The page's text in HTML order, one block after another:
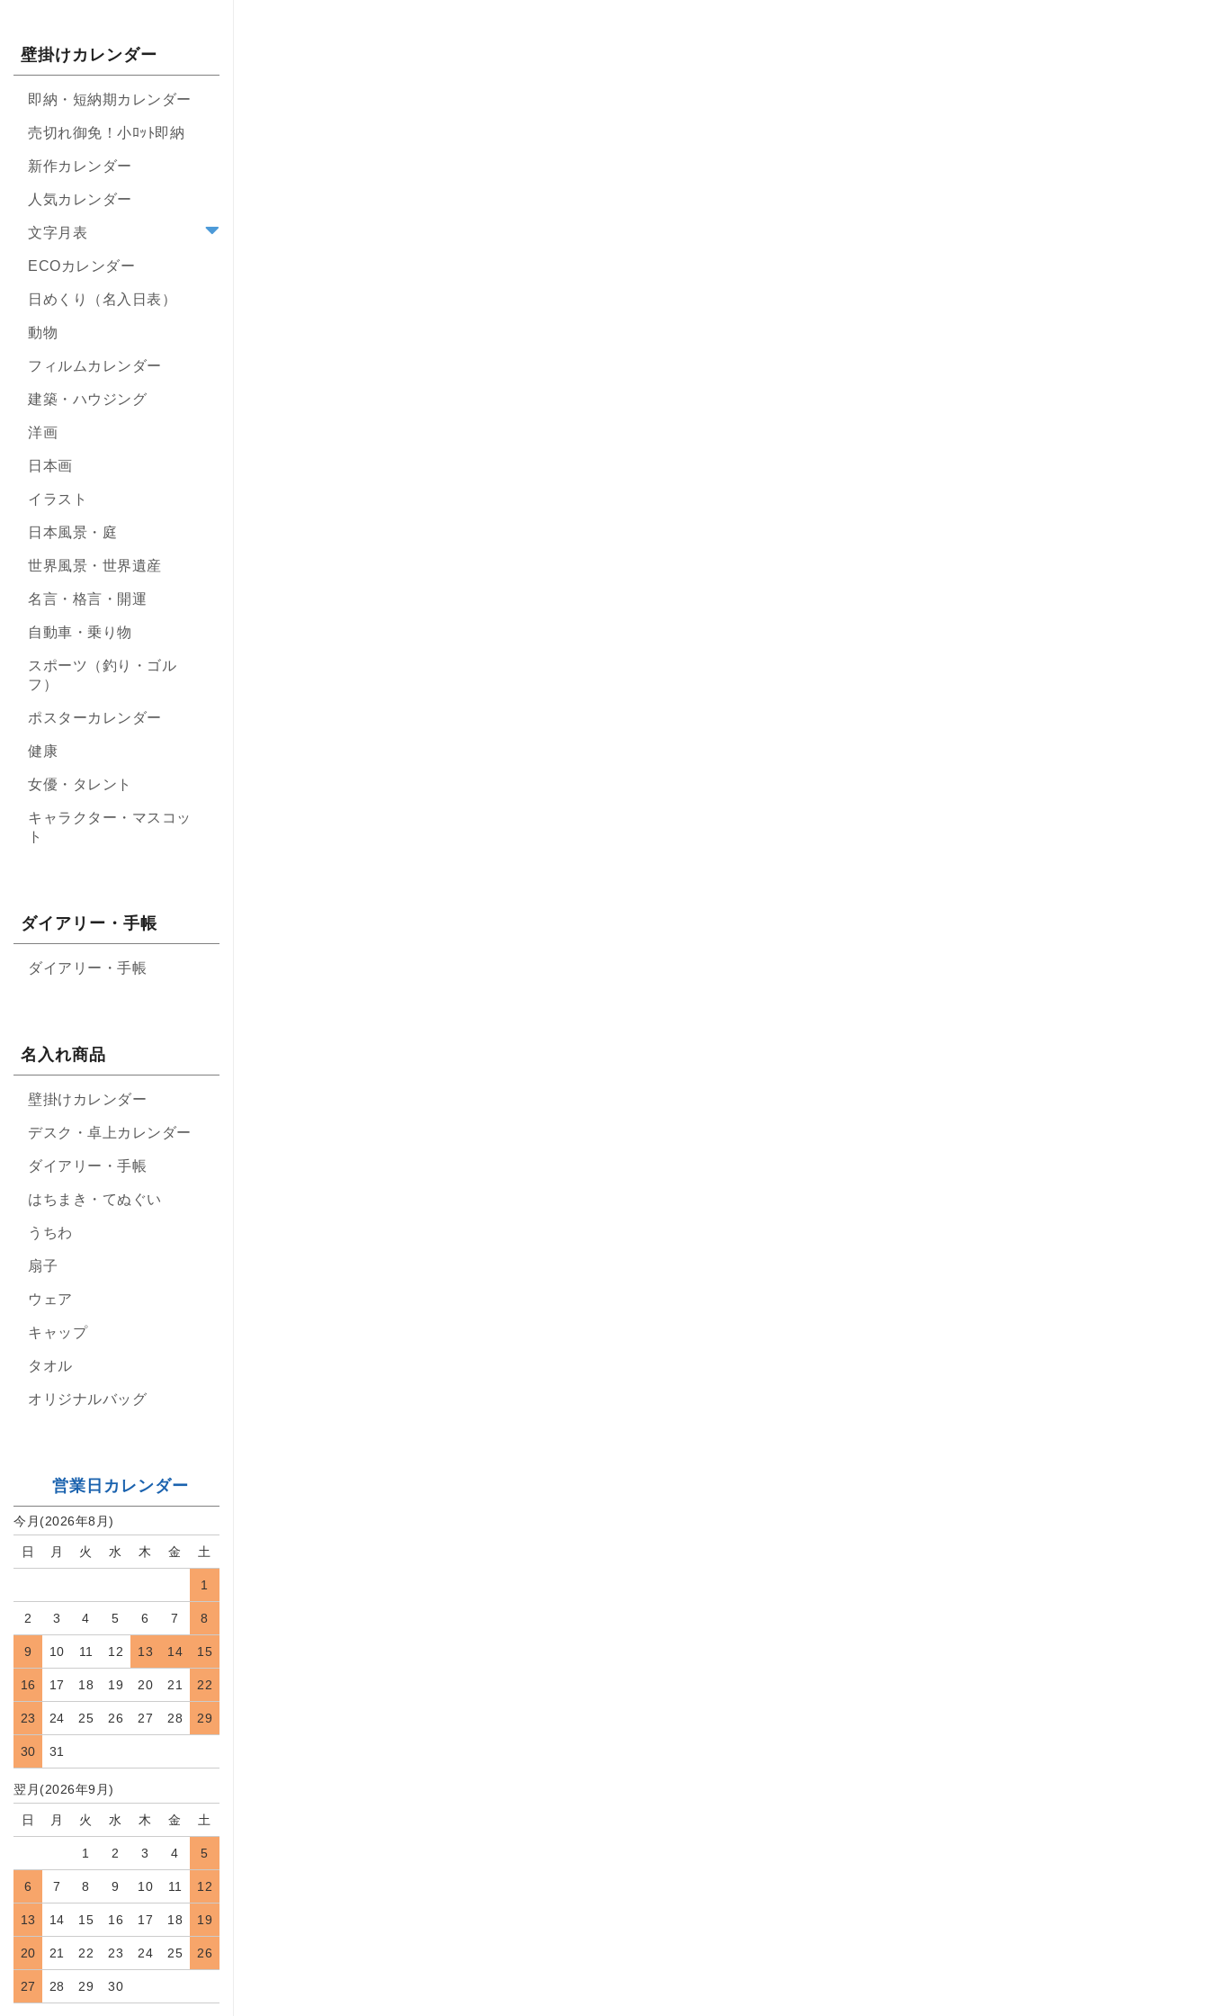
壁掛けカレンダー
即納・短納期カレンダー
売切れ御免！小ﾛｯﾄ即納
新作カレンダー
人気カレンダー
文字月表
ECOカレンダー
日めくり（名入日表）
動物
フィルムカレンダー
建築・ハウジング
洋画
日本画
イラスト
日本風景・庭
世界風景・世界遺産
名言・格言・開運
自動車・乗り物
スポーツ（釣り・ゴル
フ）
ポスターカレンダー
健康
女優・タレント
キャラクター・マスコッ
ト
ダイアリー・手帳
ダイアリー・手帳
名入れ商品
壁掛けカレンダー
デスク・卓上カレンダー
ダイアリー・手帳
はちまき・てぬぐい
うちわ
扇子
ウェア
キャップ
タオル
オリジナルバッグ
営業日カレンダー
今月(2026年8月)
日 月 火 水 木 金 土
1
2 3 4 5 6 7 8
9 10 11 12 13 14 15
16 17 18 19 20 21 22
23 24 25 26 27 28 29
30 31
翌月(2026年9月)
日 月 火 水 木 金 土
1 2 3 4 5
6 7 8 9 10 11 12
13 14 15 16 17 18 19
20 21 22 23 24 25 26
27 28 29 30